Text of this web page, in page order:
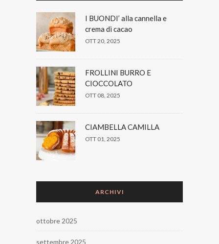
I BUONDI’ alla cannella e
crema di cacao
OTT 20, 2025
FROLLINI BURRO E
CIOCCOLATO
OTT 08, 2025
CIAMBELLA CAMILLA
OTT 01, 2025
ARCHIVI
ottobre 2025
settembre 2025